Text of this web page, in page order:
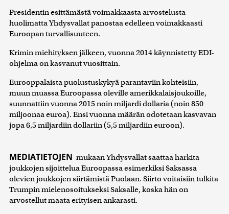
Presidentin esittämästä voimakkaasta arvostelusta
huolimatta Yhdysvallat panostaa edelleen voimakkaasti
Euroopan turvallisuuteen.
Krimin miehityksen jälkeen, vuonna 2014 käynnistetty EDI-
ohjelma on kasvanut vuosittain.
Eurooppalaista puolustuskykyä parantaviin kohteisiin,
muun muassa Euroopassa oleville amerikkalaisjoukoille,
suunnattiin vuonna 2015 noin miljardi dollaria (noin 850
miljoonaa euroa). Ensi vuonna määrän odotetaan kasvavan
jopa 6,5 miljardiin dollariin (5,5 miljardiin euroon).
MEDIATIETOJEN mukaan Yhdysvallat saattaa harkita
joukkojen sijoittelua Euroopassa esimerkiksi Saksassa
olevien joukkojen siirtämistä Puolaan. Siirto voitaisiin tulkita
Trumpin mielenosoitukseksi Saksalle, koska hän on
arvostellut maata erityisen ankarasti.